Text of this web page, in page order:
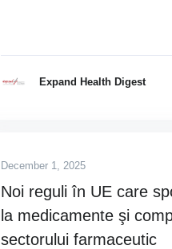
Expand Health Digest
December 1, 2025
Noi reguli în UE care
la medicamente şi
sectorului farmaceutic